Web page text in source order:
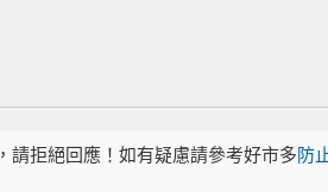
請拒絕回應！如有疑慮請參考好市多防